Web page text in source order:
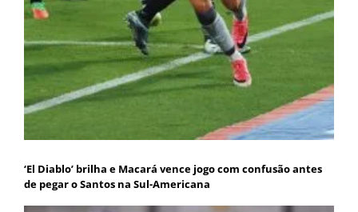
‘El Diablo’ brilha e Macará vence jogo com confusão antes
de pegar o Santos na Sul-Americana